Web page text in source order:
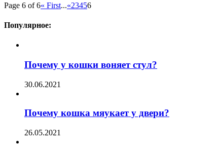
Page 6 of 6« First...«23456
Популярное:
Почему у кошки воняет стул?
30.06.2021
Почему кошка мяукает у двери?
26.05.2021